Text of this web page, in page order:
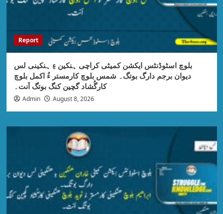
Report
بلوچ اسٹوڈنٹس ایکشن کمیٹی کراچی ہنکین ءِ ہنکینی لس
دیوان برجم دارگ بوتگ۔ شمس بلوچ کارمستر ءُ اکمل بلوچ
کارگُشاد گچین کنگ بوتگ اَنت۔
Admin August 8, 2026